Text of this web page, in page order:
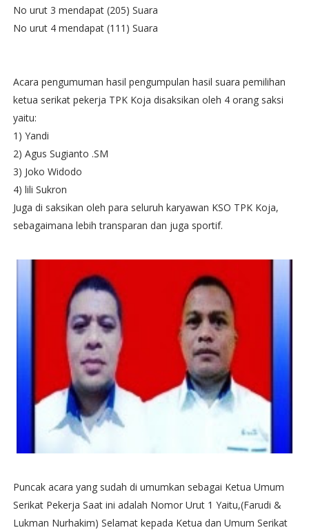
No urut 3 mendapat (205) Suara
No urut 4 mendapat (111) Suara
Acara pengumuman hasil pengumpulan hasil suara pemilihan
ketua serikat pekerja TPK Koja disaksikan oleh 4 orang saksi
yaitu:
1) Yandi
2) Agus Sugianto .SM
3) Joko Widodo
4) lili Sukron
Juga di saksikan oleh para seluruh karyawan KSO TPK Koja,
sebagaimana lebih transparan dan juga sportif.
Puncak acara yang sudah di umumkan sebagai Ketua Umum
Serikat Pekerja Saat ini adalah Nomor Urut 1 Yaitu,(Farudi &
Lukman Nurhakim) Selamat kepada Ketua dan Umum Serikat